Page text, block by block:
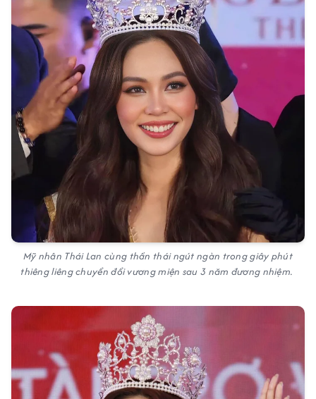
Mỹ nhân Thái Lan cùng thần thái ngút ngàn trong giây phút
thiêng liêng chuyển đổi vương miện sau 3 năm đương nhiệm.